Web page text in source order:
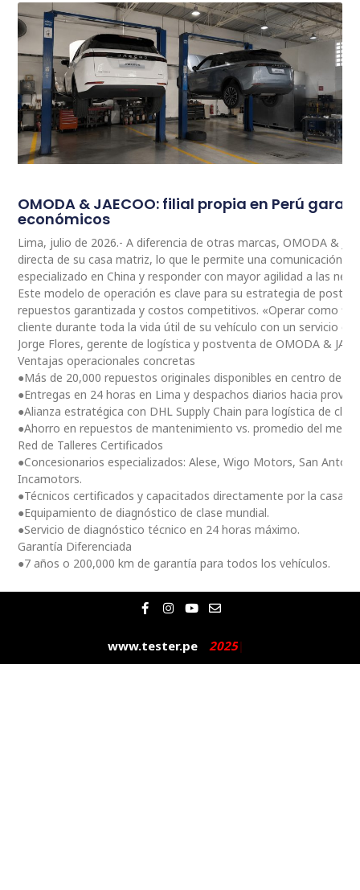
OMODA & JAECOO: filial propia en Perú
económicos
Lima, julio de 2026.- A diferencia de otras marcas, OMODA &
directa de su casa matriz, lo que le permite una comunicación
especializado en China y responder con mayor agilidad a las
Este modelo de operación es clave para su estrategia de
repuestos garantizada y costos competitivos. «Operar como
cliente durante toda la vida útil de su vehículo con un servicio
Jorge Flores, gerente de logística y postventa de OMODA &
Ventajas operacionales concretas
●Más de 20,000 repuestos originales disponibles en centro de
●Entregas en 24 horas en Lima y despachos diarios hacia
●Alianza estratégica con DHL Supply Chain para logística de
●Ahorro en repuestos de mantenimiento vs. promedio del
Red de Talleres Certificados
●Concesionarios especializados: Alese, Wigo Motors, San
Incamotors.
●Técnicos certificados y capacitados directamente por la casa
●Equipamiento de diagnóstico de clase mundial.
●Servicio de diagnóstico técnico en 24 horas máximo.
Garantía Diferenciada
●7 años o 200,000 km de garantía para todos los vehículos.
F
a
e
b
o
I
n
t
a
g
Y
o
t
u
b
E
n
e
l
o
www.tester.pe 2025|